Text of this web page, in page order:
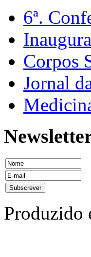
6ª.
Corpos
Jornal
Produzido